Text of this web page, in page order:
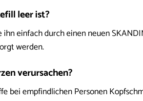
leer ist?
einfach durch einen neuen
werden.
verursachen?
bei empfindlichen Personen